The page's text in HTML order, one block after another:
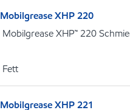
Mobilgrease XHP 220
Mobilgrease XHP™ 220
Fett
Mobilgrease XHP 221